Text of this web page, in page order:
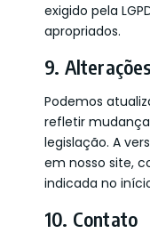
exigido pela
apropriados.
9.
Podemos
refletir
legislação. A
em nosso site,
indicada no
10. Contato